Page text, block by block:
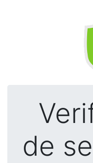
de